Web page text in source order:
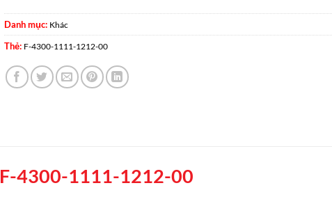
Danh mục: Khác
Thẻ: F-4300-1111-1212-00
F-4300-1111-1212-00